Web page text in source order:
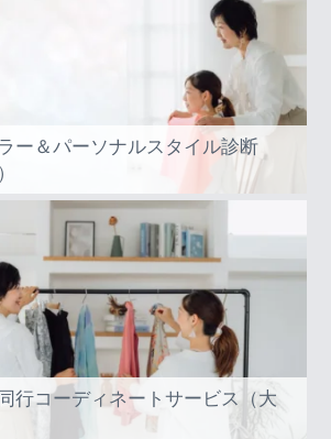
ー＆パーソナルスタイル診断
行コーディネートサービス（大